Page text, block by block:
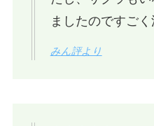
ましたのですごく
みん評より